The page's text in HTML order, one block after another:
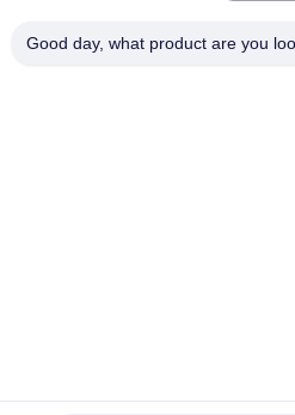
Good day, what product are you